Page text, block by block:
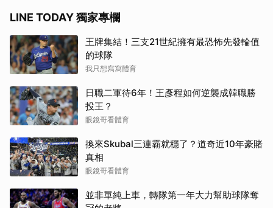
LINE TODAY 獨家專欄
王牌集結！三支21世紀擁有最恐怖先發輪值
的球隊
我只想寫寫體育
日職二軍待6年！王彥程如何逆襲成韓職勝
投王？
眼鏡哥看體育
換來Skubal三連霸就穩了？道奇近10年豪賭
真相
眼鏡哥看體育
並非單純上車，轉隊第一年大力幫助球隊奪